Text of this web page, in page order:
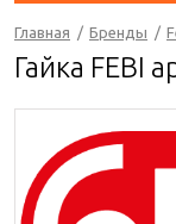
Главная / Бренды /
Гайка FEBI